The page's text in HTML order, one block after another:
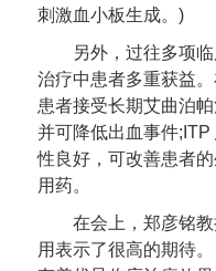
刺激血小板生成。)
另外，过往多项
治疗中患者多重获益
患者接受长期艾曲泊
并可降低出血事件
性良好，可改善患者
用药。
在会上，郑彦铭
用表示了很高的期待